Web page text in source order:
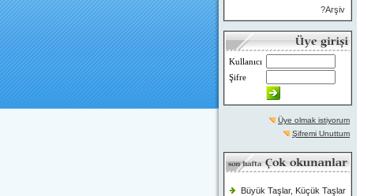
?Arşiv
Kullanıcı
Şifre
Üye olmak istiyorum
Şifremi Unuttum
Büyük Taşlar, Küçük Taşlar